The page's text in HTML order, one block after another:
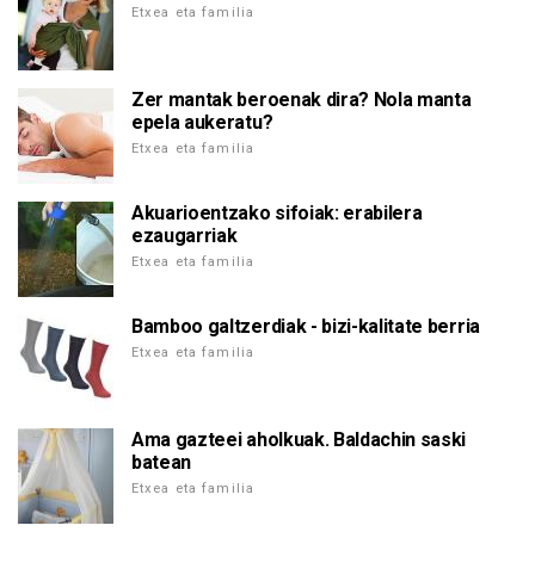
Etxea eta familia
Zer mantak beroenak dira? Nola manta
epela aukeratu?
Etxea eta familia
Akuarioentzako sifoiak: erabilera
ezaugarriak
Etxea eta familia
Bamboo galtzerdiak - bizi-kalitate berria
Etxea eta familia
Ama gazteei aholkuak. Baldachin saski
batean
Etxea eta familia